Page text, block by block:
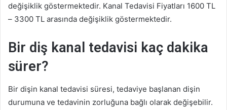
değişiklik göstermektedir. Kanal Tedavisi Fiyatları 1600 TL
– 3300 TL arasında değişiklik göstermektedir.
Bir diş kanal tedavisi kaç dakika
sürer?
Bir dişin kanal tedavisi süresi, tedaviye başlanan dişin
durumuna ve tedavinin zorluğuna bağlı olarak değişebilir.